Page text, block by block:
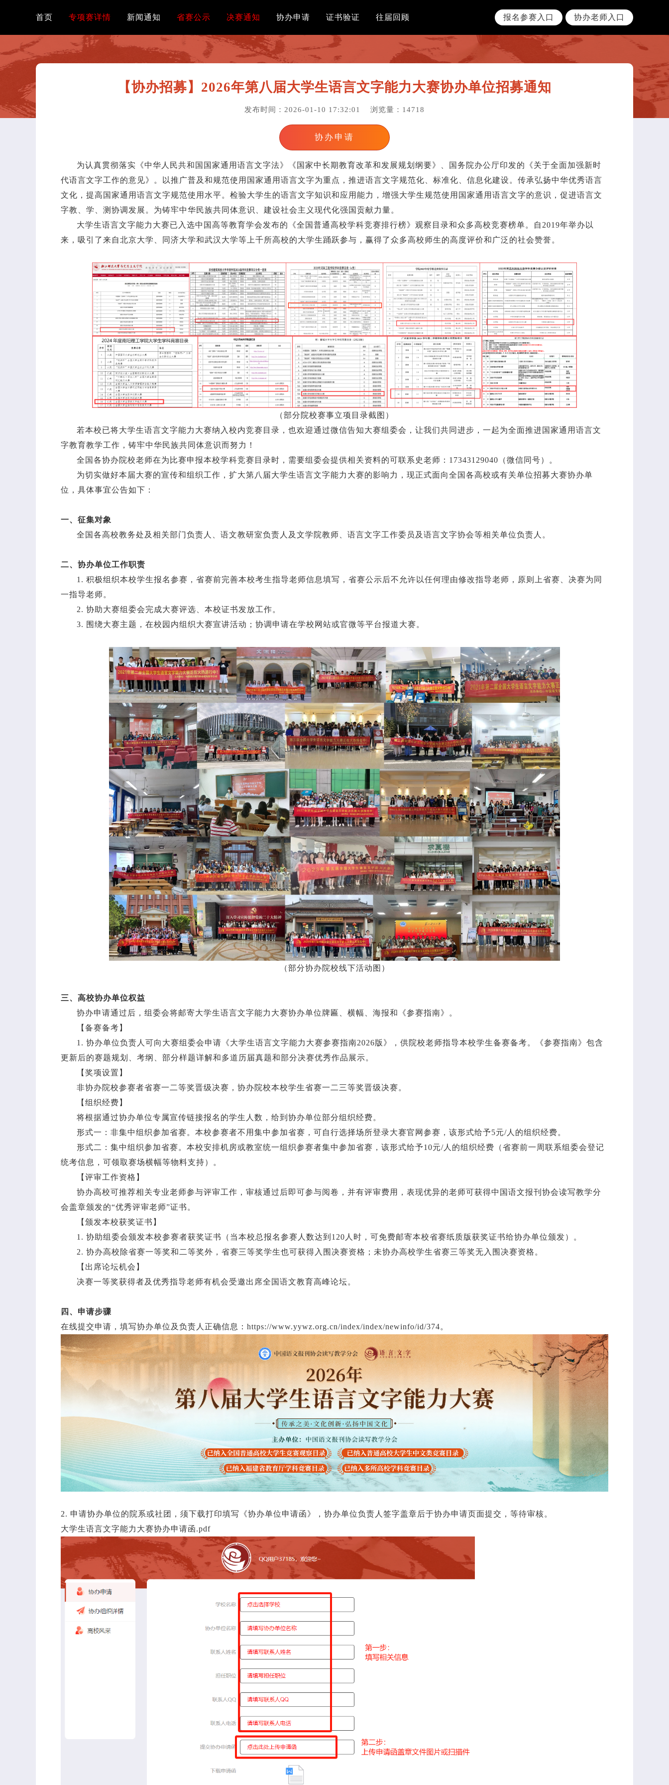
首页 专项赛详情 新闻通知 省赛公示 决赛通知 协办申请 证书验证 往届回顾 报名参赛入口 协办老师入口
【协办招募】2026年第八届大学生语言文字能力大赛协办单位招募通知
发布时间：2026-01-10 17:32:01 浏览量：14718
协办申请
为认真贯彻落实《中华人民共和国国家通用语言文字法》《国家中长期教育改革和发展规划纲要》、国务院办公厅印发的《关于全面加强新时
代语言文字工作的意见》。以推广普及和规范使用国家通用语言文字为重点，推进语言文字规范化、标准化、信息化建设。传承弘扬中华优秀语言
文化，提高国家通用语言文字规范使用水平。检验大学生的语言文字知识和应用能力，增强大学生规范使用国家通用语言文字的意识，促进语言文
字教、学、测协调发展。为铸牢中华民族共同体意识、建设社会主义现代化强国贡献力量。
大学生语言文字能力大赛已入选中国高等教育学会发布的《全国普通高校学科竞赛排行榜》观察目录和众多高校竞赛榜单。自2019年举办以
来，吸引了来自北京大学、同济大学和武汉大学等上千所高校的大学生踊跃参与，赢得了众多高校师生的高度评价和广泛的社会赞誉。
（部分院校赛事立项目录截图）
若本校已将大学生语言文字能力大赛纳入校内竞赛目录，也欢迎通过微信告知大赛组委会，让我们共同进步，一起为全面推进国家通用语言文
字教育教学工作，铸牢中华民族共同体意识而努力！
全国各协办院校老师在为比赛申报本校学科竞赛目录时，需要组委会提供相关资料的可联系史老师：17343129040（微信同号）。
为切实做好本届大赛的宣传和组织工作，扩大第八届大学生语言文字能力大赛的影响力，现正式面向全国各高校或有关单位招募大赛协办单
位，具体事宜公告如下：
一、征集对象
全国各高校教务处及相关部门负责人、语文教研室负责人及文学院教师、语言文字工作委员及语言文字协会等相关单位负责人。
二、协办单位工作职责
1. 积极组织本校学生报名参赛，省赛前完善本校考生指导老师信息填写，省赛公示后不允许以任何理由修改指导老师，原则上省赛、决赛为同
一指导老师。
2. 协助大赛组委会完成大赛评选、本校证书发放工作。
3. 围绕大赛主题，在校园内组织大赛宣讲活动；协调申请在学校网站或官微等平台报道大赛。
（部分协办院校线下活动图）
三、高校协办单位权益
协办申请通过后，组委会将邮寄大学生语言文字能力大赛协办单位牌匾、横幅、海报和《参赛指南》。
【备赛备考】
1. 协办单位负责人可向大赛组委会申请《大学生语言文字能力大赛参赛指南2026版》，供院校老师指导本校学生备赛备考。《参赛指南》包含
更新后的赛题规划、考纲、部分样题详解和多道历届真题和部分决赛优秀作品展示。
【奖项设置】
非协办院校参赛者省赛一二等奖晋级决赛，协办院校本校学生省赛一二三等奖晋级决赛。
【组织经费】
将根据通过协办单位专属宣传链接报名的学生人数，给到协办单位部分组织经费。
形式一：非集中组织参加省赛。本校参赛者不用集中参加省赛，可自行选择场所登录大赛官网参赛，该形式给予5元/人的组织经费。
形式二：集中组织参加省赛。本校安排机房或教室统一组织参赛者集中参加省赛，该形式给予10元/人的组织经费（省赛前一周联系组委会登记
统考信息，可领取赛场横幅等物料支持）。
【评审工作资格】
协办高校可推荐相关专业老师参与评审工作，审核通过后即可参与阅卷，并有评审费用，表现优异的老师可获得中国语文报刊协会读写教学分
会盖章颁发的“优秀评审老师”证书。
【颁发本校获奖证书】
1. 协助组委会颁发本校参赛者获奖证书（当本校总报名参赛人数达到120人时，可免费邮寄本校省赛纸质版获奖证书给协办单位颁发）。
2. 协办高校除省赛一等奖和二等奖外，省赛三等奖学生也可获得入围决赛资格；未协办高校学生省赛三等奖无入围决赛资格。
【出席论坛机会】
决赛一等奖获得者及优秀指导老师有机会受邀出席全国语文教育高峰论坛。
四、申请步骤
在线提交申请，填写协办单位及负责人正确信息： https://www.yywz.org.cn/index/index/newinfo/id/374。
2. 申请协办单位的院系或社团，须下载打印填写《协办单位申请函》，协办单位负责人签字盖章后于协办申请页面提交，等待审核。
大学生语言文字能力大赛协办申请函.pdf